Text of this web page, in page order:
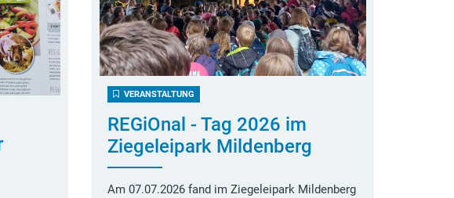
VERANSTALTUNG
REGiOnal - Tag 2026 im
Ziegeleipark Mildenberg
Am 07.07.2026 fand im Ziegeleipark Mildenberg